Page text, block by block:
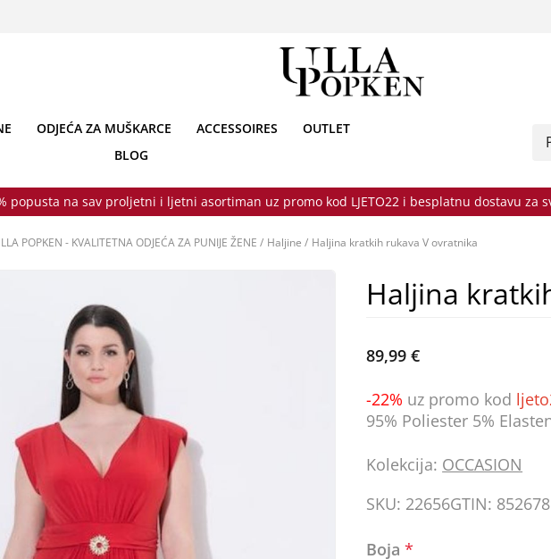
ODJEĆA ZA MUŠKARCE ACCESSOIRES
OUTLET
BLOG
popusta na sav proljetni i ljetni asortiman uz promo kod LJETO22 i besplatnu dostavu za
POPKEN - KVALITETNA ODJEĆA ZA PUNIJE ŽENE / Haljine / Haljina kratkih rukava V ovratnika
Haljina
89,99 €
-22% uz promo kod
95% Poliester 5%
Kolekcija: OCCASION
SKU: 22656GTIN: 852678
Boja*